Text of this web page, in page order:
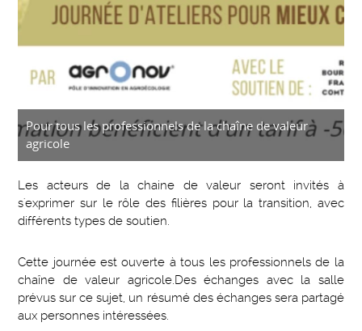
Pour tous les professionnels de la chaîne de valeur
agricole
Les acteurs de la chaine de valeur seront invités à
s'exprimer sur le rôle des filières pour la transition, avec
différents types de soutien.
Cette journée est ouverte à tous les professionnels de la
chaîne de valeur agricole.Des échanges avec la salle
prévus sur ce sujet, un résumé des échanges sera partagé
aux personnes intéressées.